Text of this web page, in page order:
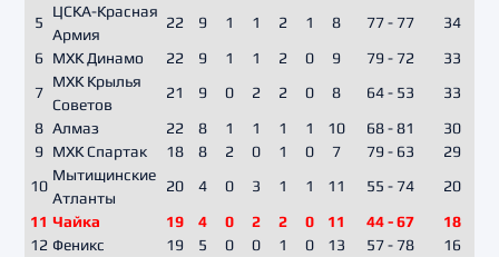
5
ЦСКА-Красная
Армия
22 9 1 1 2 1 8 77 - 77
34
6 МХК Динамо 22 9 1 1 2 0 9 79 - 72
33
7
МХК Крылья
Советов
21 9 0 2 2 0 8 64 - 53
33
8 Алмаз 22 8 1 1 1 1 10 68 - 81
30
9 МХК Спартак 18 8 2 0 1 0 7 79 - 63
29
10
Мытищинские
Атланты
20 4 0 3 1 1 11 55 - 74
20
11 Чайка 19 4 0 2 2 0 11 44 - 67
18
12 Феникс 19 5 0 0 1 0 13 57 - 78 16